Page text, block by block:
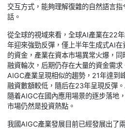
交互方式，能夠理解復雜的自然語言
話。
從全球的視域來看，全球AI產業在22
年迎來強勁反彈，僅上半年生成式AI
的資金，產業在資本市場異常火爆，
融資輪次，后期仍存在大量的資金需
AIGC產業呈現相似的趨勢，21年達到
融資數額較低，隨后在23年呈現反彈
隨着AIGC在國內應用場景的逐步落地
市場仍然是投資熱點。
我國AIGC產業發展目前已經發展出了